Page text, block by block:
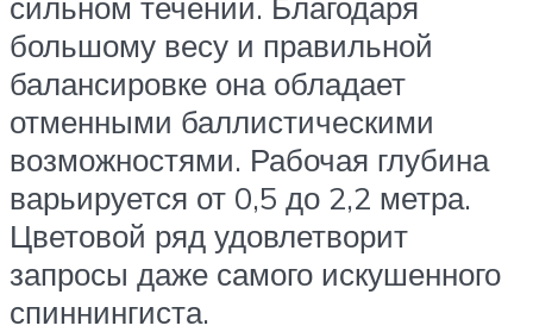
большому весу и правильной
балансировке она обладает
отменными баллистическими
возможностями. Рабочая глубина
варьируется от 0,5 до 2,2 метра.
Цветовой ряд удовлетворит
запросы даже самого искушенного
спиннингиста.